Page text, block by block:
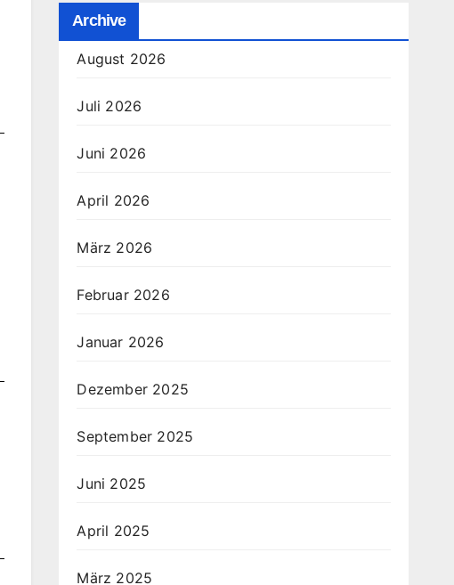
Archive
August 2026
Juli 2026
Juni 2026
April 2026
März 2026
Februar 2026
Januar 2026
Dezember 2025
September 2025
Juni 2025
April 2025
März 2025